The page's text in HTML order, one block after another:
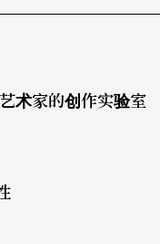
离开来，成为一个完
个性。」
精确，则需要以平
术家的创作实验室